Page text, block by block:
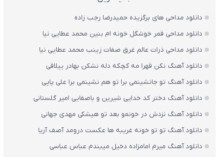
دانلود مداحی های برگزیده حمیدرضا رجب زاده
دانلود مداحی قمر خوشگل خونه ام بنین محمد عطایی نیا
دانلود مداحی ذرات عالم غرق صفات زینب محمد عطایی نیا
دانلود آهنگ نکن قهرا مه کچکه دله نشکن بهادر ییلاقی
دانلود آهنگ تو جانشینمی برا تو هم نشینمی برا علی پاپی
دانلود آهنگ دختر کد خدایی شیرین و باصفایی امیر گلستانی
دانلود آهنگ نزدش در خونمو بعد تو هیشکی مهدی جهانی
دانلود آهنگ تو تو خونه غریبه ها عکست درومد آصف آریا
دانلود آهنگ میرم امامزاده دخیل میبندم عباس عباسی